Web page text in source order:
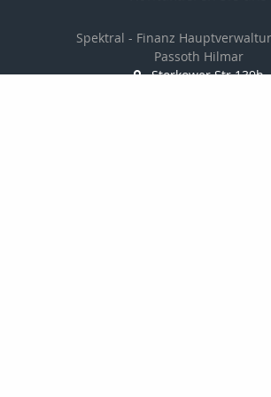
Spektral - Finanz
Passoth Hilmar
Storkower Str.139b